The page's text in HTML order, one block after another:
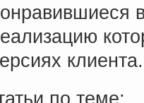
клиента.
по теме: